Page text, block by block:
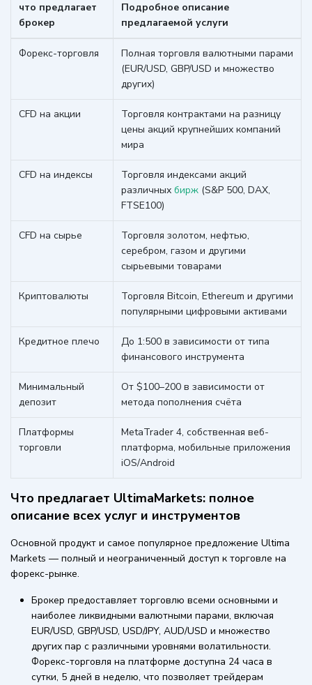
что предлагает
брокер
Подробное описание
предлагаемой услуги
Форекс-торговля
Полная торговля валютными парами
(EUR/USD, GBP/USD и множество
других)
CFD на акции
Торговля контрактами на разницу
цены акций крупнейших компаний
мира
CFD на индексы
Торговля индексами акций
различных бирж(S&P 500, DAX,
FTSE100)
CFD на сырье
Торговля золотом, нефтью,
серебром, газом и другими
сырьевыми товарами
Криптовалюты
Торговля Bitcoin, Ethereum и другими
популярными цифровыми активами
Кредитное плечо
До 1:500 в зависимости от типа
финансового инструмента
Минимальный
депозит
От $100–200 в зависимости от
метода пополнения счёта
Платформы
торговли
MetaTrader 4, собственная веб-
платформа, мобильные приложения
iOS/Android
Что предлагает UltimaMarkets: полное
описание всех услуг и инструментов
Основной продукт и самое популярное предложение Ultima
Markets — полный и неограниченный доступ к торговле на
форекс-рынке.
Брокер предоставляет торговлю всеми основными и
наиболее ликвидными валютными парами, включая
EUR/USD, GBP/USD, USD/JPY, AUD/USD и множество
других пар с различными уровнями волатильности.
Форекс-торговля на платформе доступна 24 часа в
сутки, 5 дней в неделю, что позволяет трейдерам